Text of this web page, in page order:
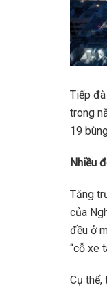
Tiếp
trong
19
Nhiều
Tăng
của
đều ở
“cỗ xe
Cụ thể,